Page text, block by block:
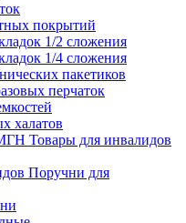
покрытий
1/2 сложения
1/4 сложения
пакетиков
перчаток
халатов
Товары для инвалидов
Поручни для